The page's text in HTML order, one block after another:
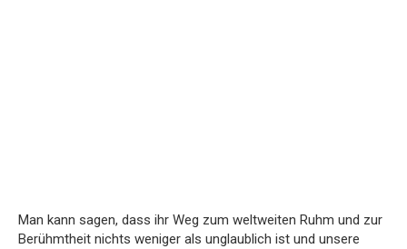
Man kann sagen, dass ihr Weg zum weltweiten Ruhm und zur
Berühmtheit nichts weniger als unglaublich ist und unsere